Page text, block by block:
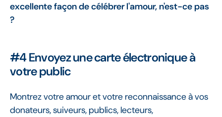
excellente façon de célébrer l'amour, n'est-ce pas
?
#4 Envoyez une carte électronique à
votre public
Montrez votre amour et votre reconnaissance à vos
donateurs, suiveurs, publics, lecteurs,